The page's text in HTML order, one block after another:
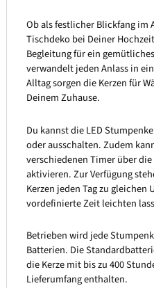
Ob als festlicher Blickfang im
Tischdeko bei Deiner
Begleitung für ein
verwandelt jeden Anlass in
Alltag sorgen die Kerzen für
Deinem Zuhause.
Du kannst die LED
oder ausschalten. Zudem
verschiedenen Timer über
aktivieren. Zur Verfügung
Kerzen jeden Tag zu
vordefinierte Zeit leichten
Betrieben wird jede
Batterien. Die
die Kerze mit bis zu 400
Lieferumfang enthalten.